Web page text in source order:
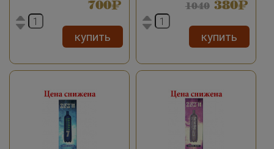
700
купить
1040380
купить